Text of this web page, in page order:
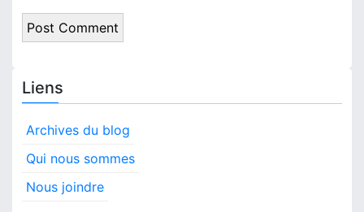
Liens
Archives du blog
Qui nous sommes
Nous joindre